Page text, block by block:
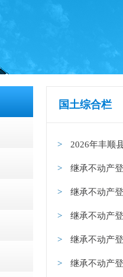
国土综合栏
2026年丰顺
继承不动产
继承不动产
继承不动产
继承不动产
继承不动产